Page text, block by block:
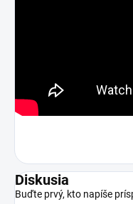
Diskusia
Buďte prvý, kto napíše